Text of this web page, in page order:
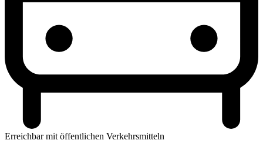
Erreichbar mit öffentlichen Verkehrsmitteln